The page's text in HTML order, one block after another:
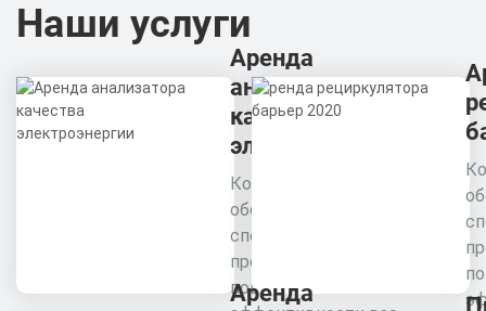
Наши услуги
Аренда
анализатора
качества
электроэнергии
Комплексное
обследование
специалистами
предприятия для
повышения
Аренда